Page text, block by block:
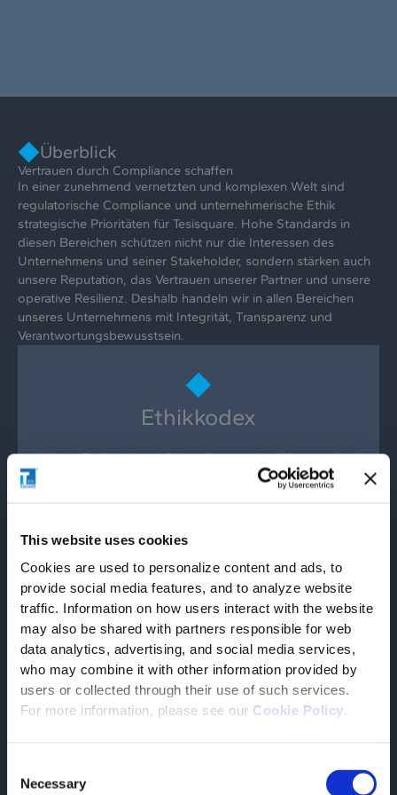
This website uses cookies
Cookies are used to personalize content and ads, to
provide social media features, and to analyze website
traffic. Information on how users interact with the website
may also be shared with partners responsible for web
data analytics, advertising, and social media services,
who may combine it with other information provided by
users or collected through their use of such services.
For more information, please see our Cookie Policy.
Selection
Necessary
Überblick
Vertrauen durch Compliance schaffen
In einer zunehmend vernetzten und komplexen Welt sind
regulatorische Compliance und unternehmerische Ethik
strategische Prioritäten für Tesisquare. Hohe Standards in
diesen Bereichen schützen nicht nur die Interessen des
Unternehmens und seiner Stakeholder, sondern stärken auch
unsere Reputation, das Vertrauen unserer Partner und unsere
operative Resilienz. Deshalb handeln wir in allen Bereichen
unseres Unternehmens mit Integrität, Transparenz und
Verantwortungsbewusstsein.
Ethikkodex
Unser Ethikkodex definiert die zentralen Werte und
Leitprinzipien, die unser tägliches Handeln und
unsere Entscheidungen bestimmen. Er unterstreicht
Verantwortung und Transparenz.
Compliance-Richtlinien
für rechtskonformes Handeln fest und fördern eine
Unternehmenskultur, die auf Integrität und Fairness